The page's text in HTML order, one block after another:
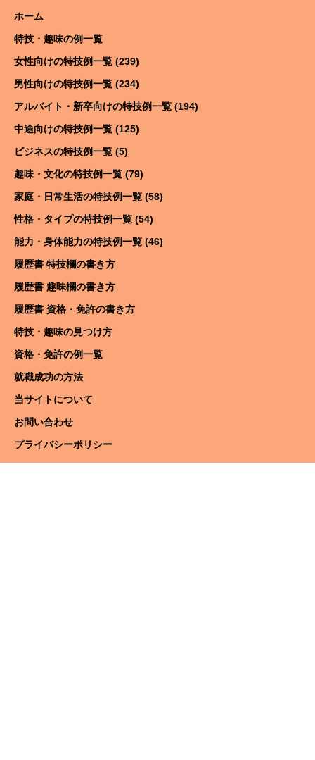
ホーム
特技・趣味の例一覧
女性向けの特技例一覧 (239)
男性向けの特技例一覧 (234)
アルバイト・新卒向けの特技例一覧 (194)
中途向けの特技例一覧 (125)
ビジネスの特技例一覧 (5)
趣味・文化の特技例一覧 (79)
家庭・日常生活の特技例一覧 (58)
性格・タイプの特技例一覧 (54)
能力・身体能力の特技例一覧 (46)
履歴書 特技欄の書き方
履歴書 趣味欄の書き方
履歴書 資格・免許の書き方
特技・趣味の見つけ方
資格・免許の例一覧
就職成功の方法
当サイトについて
お問い合わせ
プライバシーポリシー